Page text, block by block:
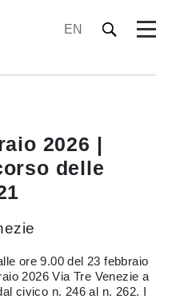
EN
2026 |
delle
ore 9.00 del 23 febbraio
2026 Via Tre Venezie a
civico n. 246 al n. 262. I